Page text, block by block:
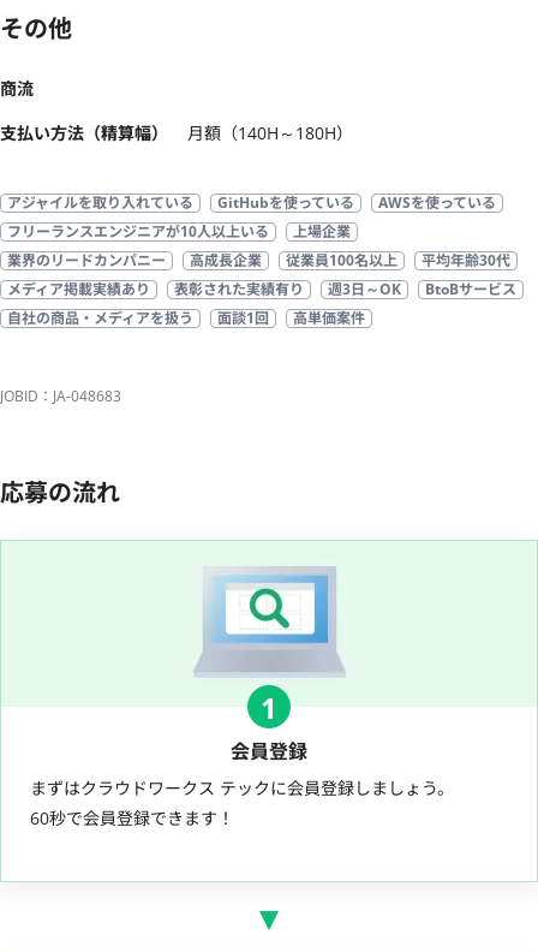
その他
商流
支払い方法（精算幅）
月額（140H～180H）
アジャイルを取り入れている GitHubを使っている
AWSを使っている
フリーランスエンジニアが10人以上いる
上場企業
業界のリードカンパニー
高成長企業 従業員100名以上
平均年齢30代
メディア掲載実績あり
表彰された実績有り 週3日～OK
BtoBサービス
自社の商品・メディアを扱う
面談1回 高単価案件
JOBID：JA-048683
応募の流れ
1
会員登録
まずはクラウドワークス テックに会員登録しましょう。
60秒で会員登録できます！